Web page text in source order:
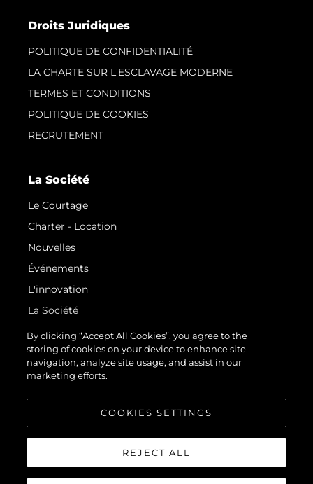
Droits Juridiques
POLITIQUE DE CONFIDENTIALITÉ
LA CHARTE SUR L'ESCLAVAGE MODERNE
TERMES ET CONDITIONS
POLITIQUE DE COOKIES
RECRUTEMENT
La Société
Le Courtage
Charter - Location
Nouvelles
Événements
L'innovation
La Société
Notre Équipe
Style De Vie
Notre Héritage
By clicking “Accept All Cookies”, you agree to the
storing of cookies on your device to enhance site
navigation, analyze site usage, and assist in our
marketing efforts.
COOKIES SETTINGS
REJECT ALL